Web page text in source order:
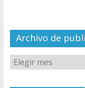
el
Archivo de